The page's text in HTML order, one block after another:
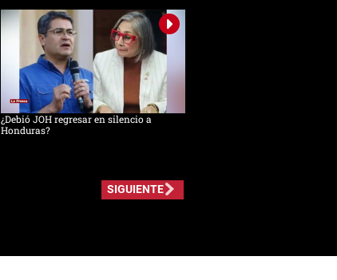
¿Debió JOH regresar en silencio a
Honduras?
SIGUIENTE